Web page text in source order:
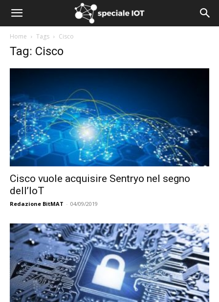
Home Tags Cisco
Tag: Cisco
Cisco vuole acquisire Sentryo nel segno
dell’IoT
Redazione BitMAT - 04/09/2019